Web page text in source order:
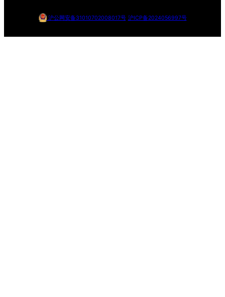
沪公网安备31010702008017号 沪ICP备2024056997号